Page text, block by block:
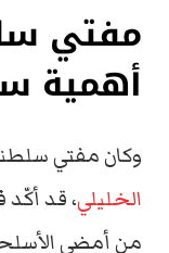
مفتي
أهمية
وكان مفتي
الخليلي، قد
من أمضى